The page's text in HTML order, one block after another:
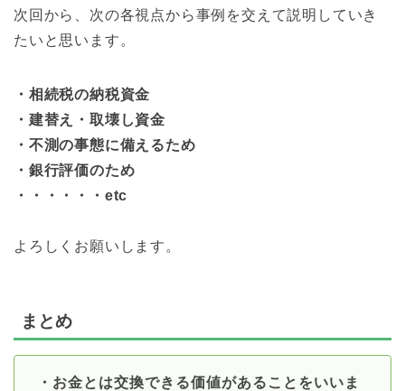
次回から、次の各視点から事例を交えて説明していき
たいと思います。
・相続税の納税資金
・建替え・取壊し資金
・不測の事態に備えるため
・銀行評価のため
・・・・・・etc
よろしくお願いします。
まとめ
・お金とは交換できる価値があることをいいま